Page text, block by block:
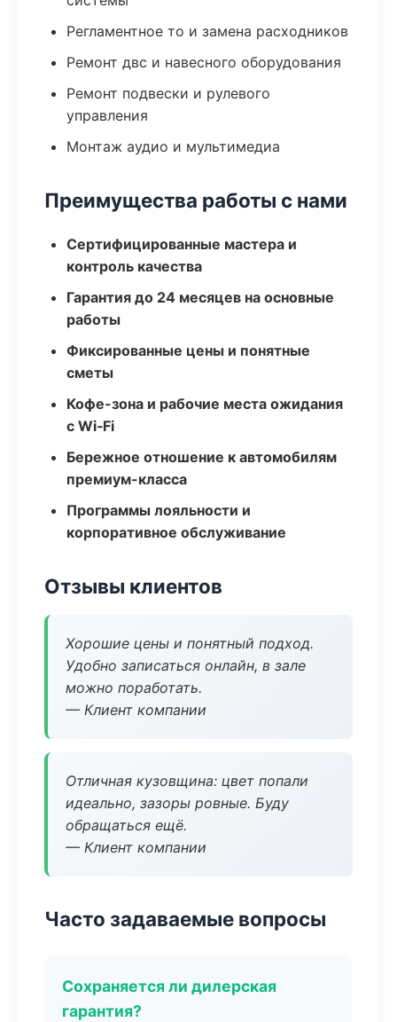
Регламентное то и замена расходников
Ремонт двс и навесного оборудования
Ремонт подвески и рулевого
управления
Монтаж аудио и мультимедиа
Преимущества работы с нами
Сертифицированные мастера и
контроль качества
Гарантия до 24 месяцев на основные
работы
Фиксированные цены и понятные
сметы
Кофе-зона и рабочие места ожидания
с Wi‑Fi
Бережное отношение к автомобилям
премиум-класса
Программы лояльности и
корпоративное обслуживание
Отзывы клиентов
Хорошие цены и понятный подход.
Удобно записаться онлайн, в зале
можно поработать.
— Клиент компании
Отличная кузовщина: цвет попали
идеально, зазоры ровные. Буду
обращаться ещё.
— Клиент компании
Часто задаваемые вопросы
Сохраняется ли дилерская
гарантия?